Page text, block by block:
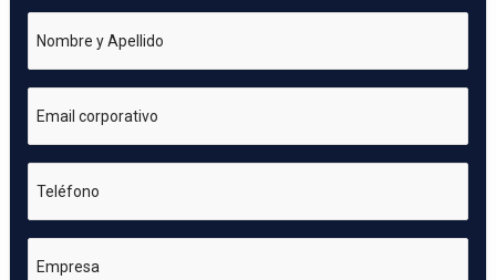
Nombre y Apellido
Email corporativo
Teléfono
Empresa